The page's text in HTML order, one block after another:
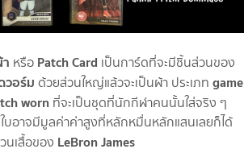
หรือ Patch Card เป็นการ์ดที่จะมีชิ้นส่วนของ
วอร์ม ด้วยส่วนใหญ่แล้วจะเป็นผ้า ประเภท game
worn ที่จะเป็นชุดที่นักกีฬาคนนั้นใส่จริง ๆ
บอาจมีมูลค่าค่าสูงที่หลักหมื่นหลักแสนเลยก็ได้
นเสื้อของ LeBron James